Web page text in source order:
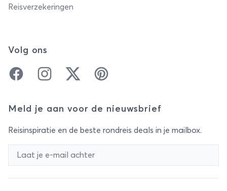
Reisverzekeringen
Volg ons
FacebookInstagramTwitter Pinterest
Meld je aan voor de nieuwsbrief
Reisinspiratie en de beste rondreis deals in je mailbox.